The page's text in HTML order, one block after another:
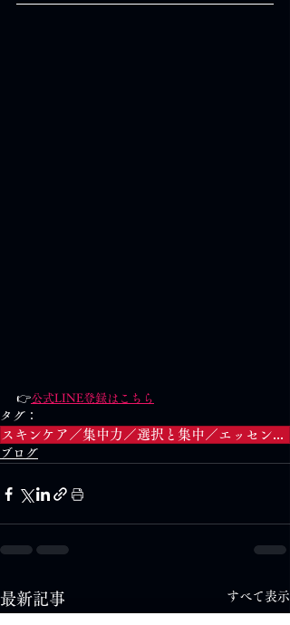
👉公式LINE登録はこちら
タグ：
スキンケア／集中力／選択と集中／エッセンシャル思考／自分軸スキンケア／思考の整理／肌を整える／オンラインスキンケア塾
ブログ
最新記事 すべて表示